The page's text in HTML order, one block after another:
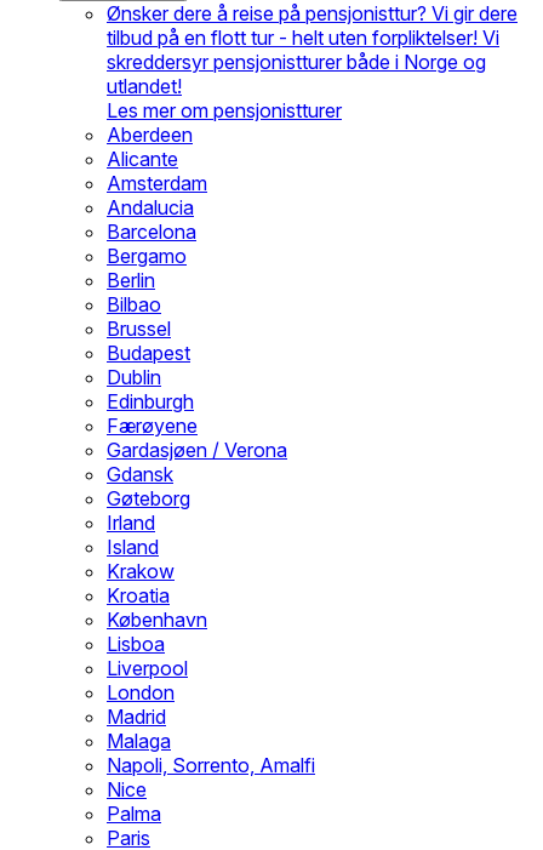
Ønsker dere å reise på pensjonisttur? Vi gir dere
tilbud på en flott tur - helt uten forpliktelser! Vi
skreddersyr pensjonistturer både i Norge og
utlandet!
Les mer om pensjonistturer
Aberdeen
Alicante
Amsterdam
Andalucia
Barcelona
Bergamo
Berlin
Bilbao
Brussel
Budapest
Dublin
Edinburgh
Færøyene
Gardasjøen / Verona
Gdansk
Gøteborg
Irland
Island
Krakow
Kroatia
København
Lisboa
Liverpool
London
Madrid
Malaga
Napoli, Sorrento, Amalfi
Nice
Palma
Paris